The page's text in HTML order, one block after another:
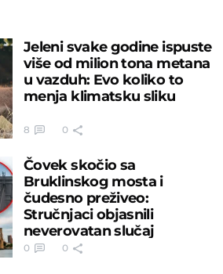
Jeleni svake godine ispuste
više od milion tona metana
u vazduh: Evo koliko to
menja klimatsku sliku
8 0
Čovek skočio sa
Bruklinskog mosta i
čudesno preživeo:
Stručnjaci objasnili
neverovatan slučaj
0 0